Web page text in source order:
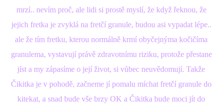
O NÁS :-)
mrzí.. nevím proč, ale lidi si prostě myslí, že když řeknou, že
jejich fretka je zvyklá na fretčí granule, budou asi vypadat lépe..
ale že tím fretku, kterou normálně krmí obyčejnýma kočičíma
granulema, vystavují právě zdravotnímu riziku, protože přestane
jíst a my zápasíme o její život, si vůbec neuvědomují. Takže
Čikitka je v pohodě, začneme jí pomalu míchat fretčí granule do
kitekat, a snad bude vše brzy OK a Čikitka bude moci jít do